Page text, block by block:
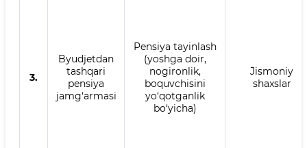
3.
Byudjetdan
tashqari
pensiya
jamg‘armasi
Pensiya tayinlash
(yoshga doir,
nogironlik,
boquvchisini
yo‘qotganlik
bo‘yicha)
Jismoniy
shaxslar